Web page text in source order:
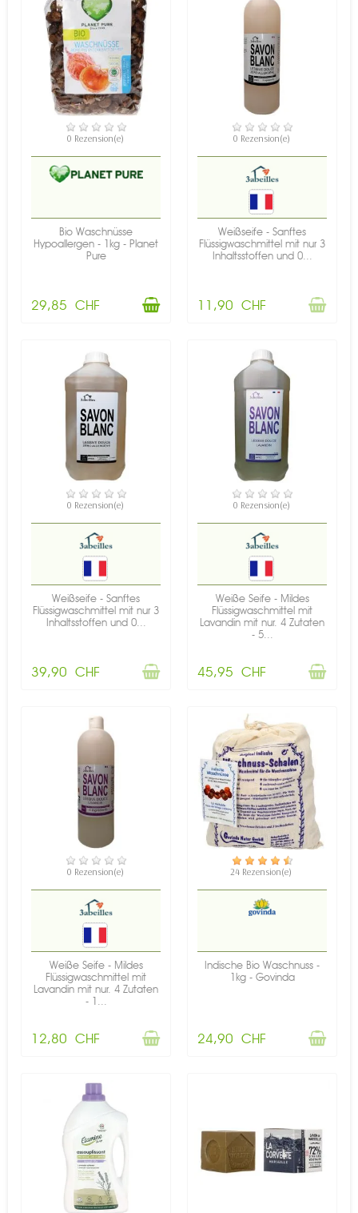
VERFÜGBAR
0 Rezension(e)
Bio Waschnüsse
Hypoallergen - 1kg - Planet
Pure
29,85 CHF
NICHT AUF LAGER
0 Rezension(e)
Weißseife - Sanftes
Flüssigwaschmittel mit nur 3
Inhaltsstoffen und 0...
11,90 CHF
NICHT AUF LAGER
0 Rezension(e)
Weißseife - Sanftes
Flüssigwaschmittel mit nur 3
Inhaltsstoffen und 0...
39,90 CHF
NICHT AUF LAGER
0 Rezension(e)
Weiße Seife - Mildes
Flüssigwaschmittel mit
Lavandin mit nur. 4 Zutaten
- 5...
45,95 CHF
NICHT AUF LAGER
0 Rezension(e)
Weiße Seife - Mildes
Flüssigwaschmittel mit
Lavandin mit nur. 4 Zutaten
- 1...
12,80 CHF
NICHT AUF LAGER
24 Rezension(e)
Indische Bio Waschnuss -
1kg - Govinda
24,90 CHF